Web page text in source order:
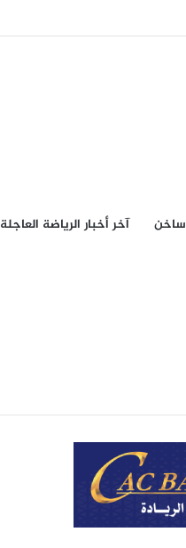
ساخن آخر أخبار الرياضة العاجلة